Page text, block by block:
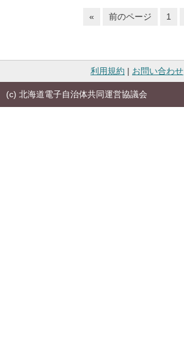
« 前のページ 1
利用規約 | お問い合わせ
(c) 北海道電子自治体共同運営協議会